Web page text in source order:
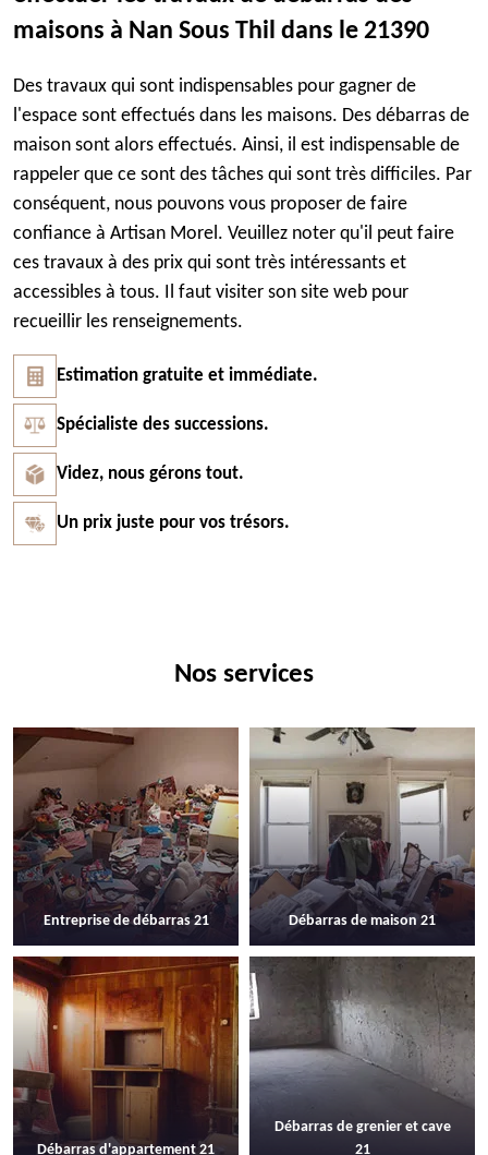
maisons à Nan Sous Thil dans le 21390
Des travaux qui sont indispensables pour gagner de
l'espace sont effectués dans les maisons. Des débarras de
maison sont alors effectués. Ainsi, il est indispensable de
rappeler que ce sont des tâches qui sont très difficiles. Par
conséquent, nous pouvons vous proposer de faire
confiance à Artisan Morel. Veuillez noter qu'il peut faire
ces travaux à des prix qui sont très intéressants et
accessibles à tous. Il faut visiter son site web pour
recueillir les renseignements.
Estimation gratuite et immédiate.
Spécialiste des successions.
Videz, nous gérons tout.
Un prix juste pour vos trésors.
Nos services
Entreprise de débarras 21 Débarras de maison 21
Débarras d'appartement 21
Débarras de grenier et cave
21